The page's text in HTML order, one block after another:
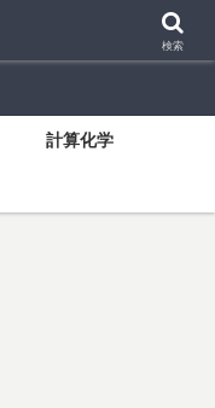
計算化学
検索